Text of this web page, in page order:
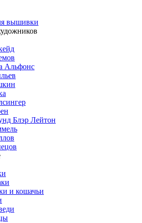
вышивки
Альфонс
Блэр Лейтон
и кошачьи